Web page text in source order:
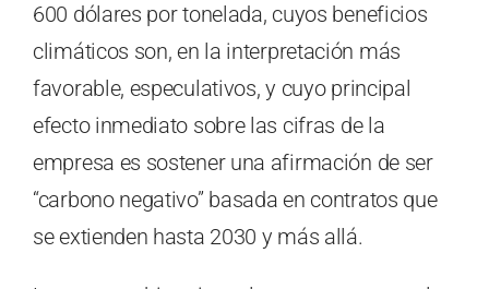
600 dólares por tonelada, cuyos beneficios
climáticos son, en la interpretación más
favorable, especulativos, y cuyo principal
efecto inmediato sobre las cifras de la
empresa es sostener una afirmación de ser
“carbono negativo” basada en contratos que
se extienden hasta 2030 y más allá.